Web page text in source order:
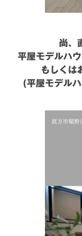
尚、
平屋モデルハ
もしくは
(平屋モデル